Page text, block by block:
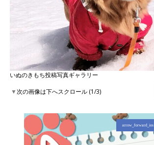
いぬのきもち投稿写真ギャラリー
▼次の画像は下へスクロール (1/3)
arrow_forward_ios